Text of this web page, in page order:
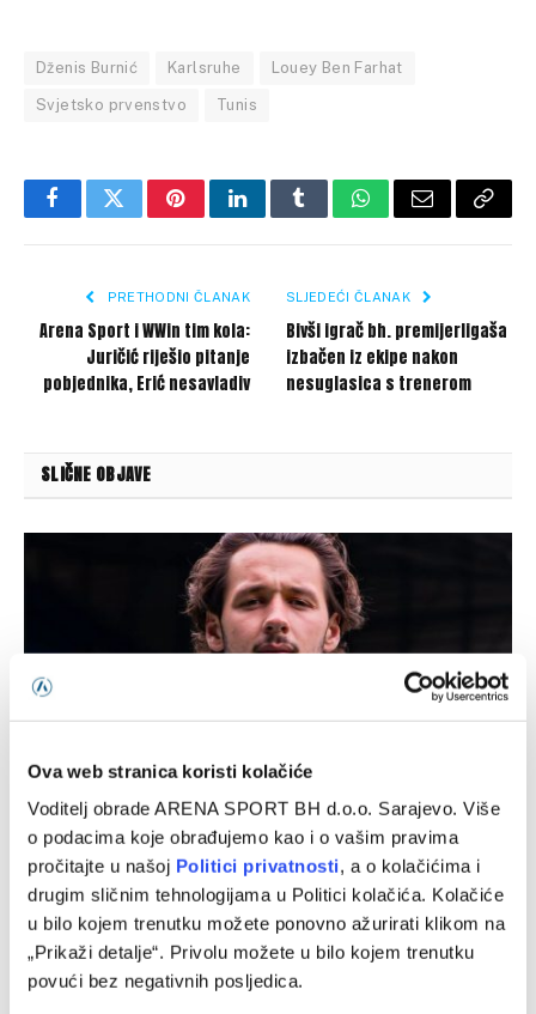
Ova web stranica koristi kolačiće
Voditelj obrade ARENA SPORT BH d.o.o. Sarajevo. Više
o podacima koje obrađujemo kao i o vašim pravima
pročitajte u našoj Politici privatnosti, a o kolačićima i
drugim sličnim tehnologijama u Politici kolačića. Kolačiće
u bilo kojem trenutku možete ponovno ažurirati klikom na
„Prikaži detalje“. Privolu možete u bilo kojem trenutku
povući bez negativnih posljedica.
Dženis Burnić Karlsruhe Louey Ben Farhat
Svjetsko prvenstvo Tunis
FacebookTwitterPinterestLinkedInTumblrWhatsApp
Email Copy
PRETHODNI ČLANAK
Arena Sport i WWin tim kola:
Juričić riješio pitanje
pobjednika, Erić nesavladiv
SLJEDEĆI ČLANAK
Bivši igrač bh. premijerligaša
izbačen iz ekipe nakon
nesuglasica s trenerom
SLIČNE OBJAVE
Nakon Muharemovića i Wilsona: Leeds doveo treće
pojačanje i oborio rekord
07/08/2026